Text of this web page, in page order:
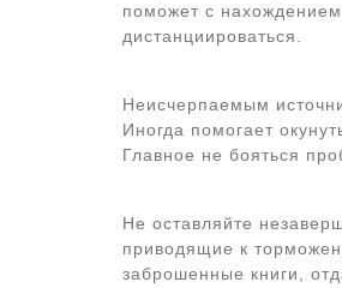
поможет с
дистанциироваться.
Неисчерпаемым
Иногда помогает
Главное не бояться
Не оставляйте
приводящие к
заброшенные книги,